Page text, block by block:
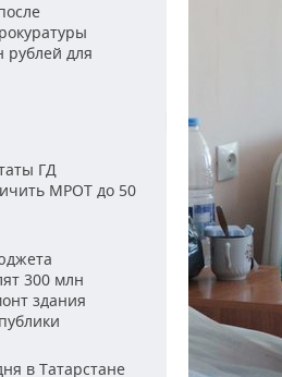
рублей для
ГД
МРОТ до 50
300 млн
здания
в Татарстане